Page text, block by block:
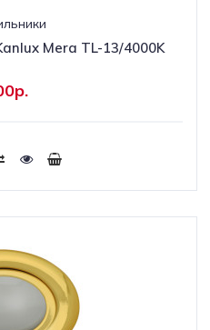
Mera TL-13/4000K